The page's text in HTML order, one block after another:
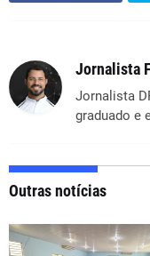
Jornalista
Jornalista
graduado e
Outras notícias